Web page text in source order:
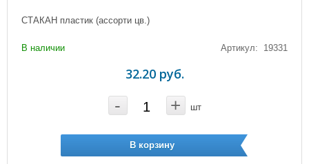
СТАКАН пластик (ассорти цв.)
В наличии Артикул: 19331
32.20 руб.
- + шт
В корзину